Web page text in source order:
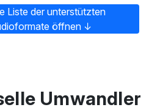
Liste der unterstützten
öffnen ↓
Umwandler